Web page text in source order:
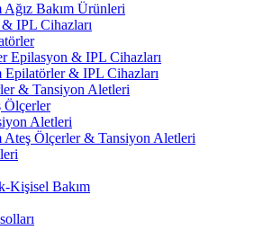
Ağız Bakım Ürünleri
IPL Cihazları
Epilasyon & IPL Cihazları
Epilatörler & IPL Cihazları
& Tansiyon Aletleri
Ölçerler
Aletleri
Ateş Ölçerler & Tansiyon Aletleri
Kişisel Bakım